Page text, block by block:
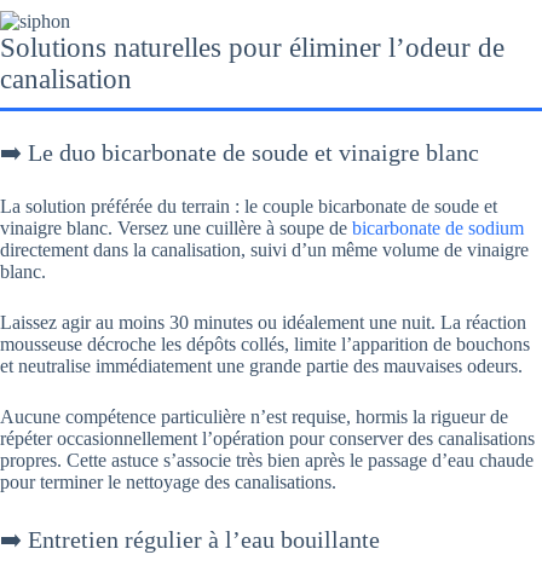
Solutions naturelles pour éliminer l’odeur de
canalisation
➡️ Le duo bicarbonate de soude et vinaigre blanc
La solution préférée du terrain : le couple bicarbonate de soude et
vinaigre blanc. Versez une cuillère à soupe de bicarbonate de sodium
directement dans la canalisation, suivi d’un même volume de vinaigre
blanc.
Laissez agir au moins 30 minutes ou idéalement une nuit. La réaction
mousseuse décroche les dépôts collés, limite l’apparition de bouchons
et neutralise immédiatement une grande partie des mauvaises odeurs.
Aucune compétence particulière n’est requise, hormis la rigueur de
répéter occasionnellement l’opération pour conserver des canalisations
propres. Cette astuce s’associe très bien après le passage d’eau chaude
pour terminer le nettoyage des canalisations.
➡️ Entretien régulier à l’eau bouillante